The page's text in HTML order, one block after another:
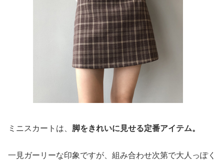
ミニスカートは、 脚をきれいに見せる定番アイテム。
一見ガーリーな印象ですが、組み合わせ次第で大人っぽく